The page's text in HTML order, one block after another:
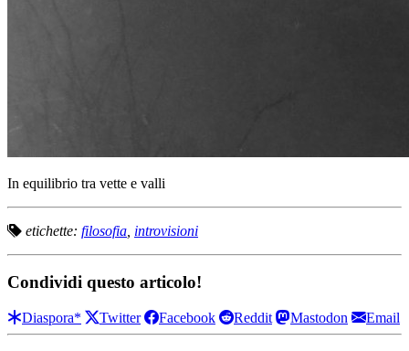
In equilibrio tra vette e valli
etichette: filosofia introvisioni
Condividi questo articolo!
Diaspora* Twitter Facebook Reddit Mastodon Email